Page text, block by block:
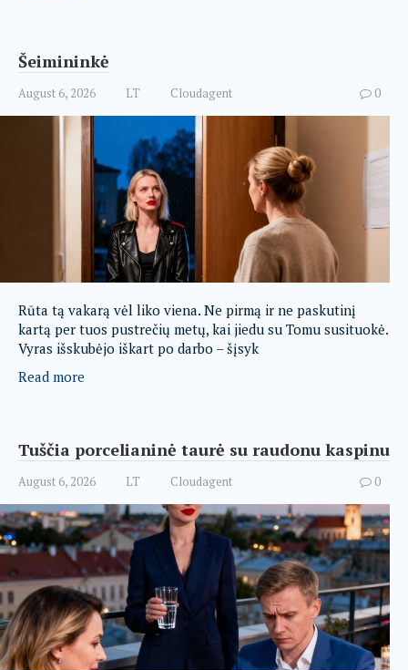
Šeimininkė
August 6, 2026 LT Cloudagent 0
Rūta tą vakarą vėl liko viena. Ne pirmą ir ne paskutinį
kartą per tuos pustrečių metų, kai jiedu su Tomu susituokė.
Vyras išskubėjo iškart po darbo – šįsyk
Read more
Tuščia porcelianinė taurė su raudonu kaspinu
August 6, 2026 LT Cloudagent 0